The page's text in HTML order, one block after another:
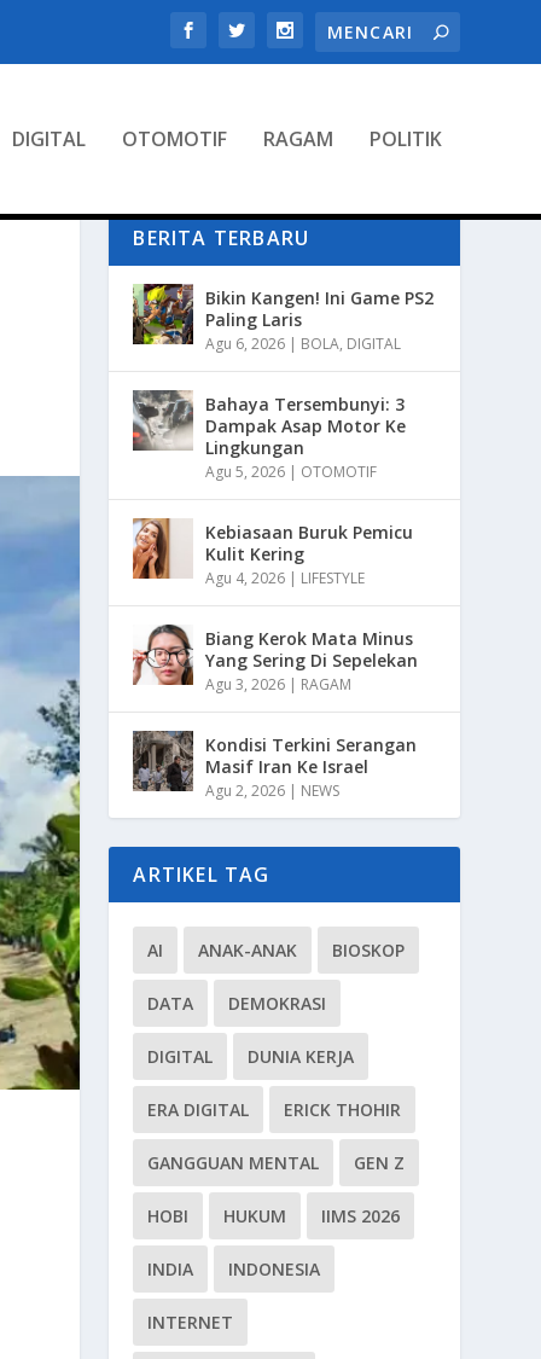
DIGITAL OTOMOTIF RAGAM POLITIK
BERITA TERBARU
Bikin Kangen! Ini Game PS2
Paling Laris
Agu 6, 2026 | BOLA, DIGITAL
Bahaya Tersembunyi: 3
Dampak Asap Motor Ke
Lingkungan
Agu 5, 2026 | OTOMOTIF
Kebiasaan Buruk Pemicu
Kulit Kering
Agu 4, 2026 | LIFESTYLE
Biang Kerok Mata Minus
Yang Sering Di Sepelekan
Agu 3, 2026 | RAGAM
Kondisi Terkini Serangan
Masif Iran Ke Israel
Agu 2, 2026 | NEWS
ARTIKEL TAG
AI ANAK-ANAK BIOSKOP
DATA DEMOKRASI
DIGITAL DUNIA KERJA
ERA DIGITAL ERICK THOHIR
GANGGUAN MENTAL GEN Z
HOBI HUKUM IIMS 2026
INDIA INDONESIA
INTERNET